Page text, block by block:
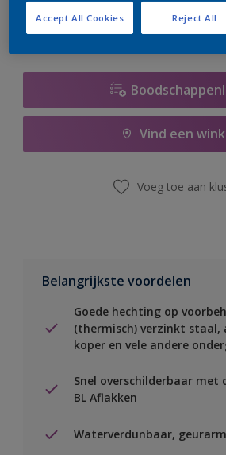
Vind een
Voeg toe aan
Belangrijkste voordelen
Goede hechting op
(thermisch) verzinkt staal,
koper en vele andere
Snel overschilderbaar met
BL Aflakken
Waterverdunbaar, geurarm
Reject All
Accept All Cookies